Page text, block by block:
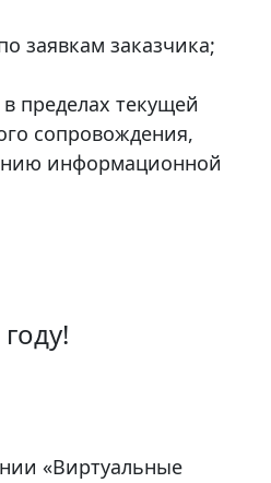
заявкам заказчика;
пределах текущей
сопровождения,
информационной
«Виртуальные